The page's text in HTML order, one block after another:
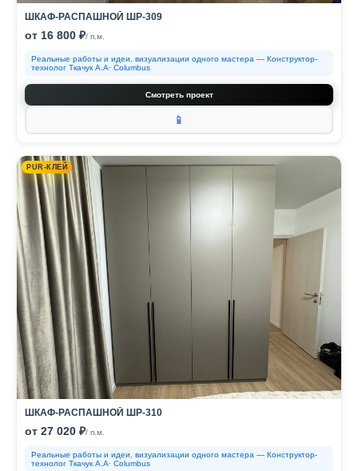
ШКАФ-РАСПАШНОЙ ШР-309
от 16 800 ₽/ п.м.
Реальные работы и идеи, визуализации одного мастера — Конструктор-
технолог Ткачук А.А· Columbus
Смотреть проект
📱
PUR-КЛЕЙ
ШКАФ-РАСПАШНОЙ ШР-310
от 27 020 ₽/ п.м.
Реальные работы и идеи, визуализации одного мастера — Конструктор-
технолог Ткачук А.А· Columbus